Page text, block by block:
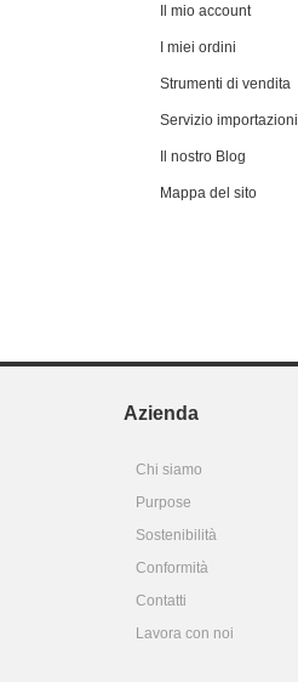
Il mio account
I miei ordini
Strumenti di vendita
Servizio importazioni
Il nostro Blog
Mappa del sito
Azienda
Chi siamo
Purpose
Sostenibilità
Conformità
Contatti
Lavora con noi